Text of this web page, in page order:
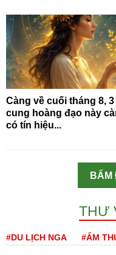
Càng về cuối tháng 8, 3
cung hoàng đạo này
có tín hiệu...
BẤM
THƯ
#DU LỊCH NGA #ẨM